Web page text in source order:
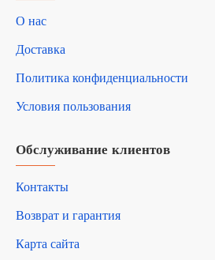
О нас
Доставка
Политика конфиденциальности
Условия пользования
Обслуживание клиентов
Контакты
Возврат и гарантия
Карта сайта